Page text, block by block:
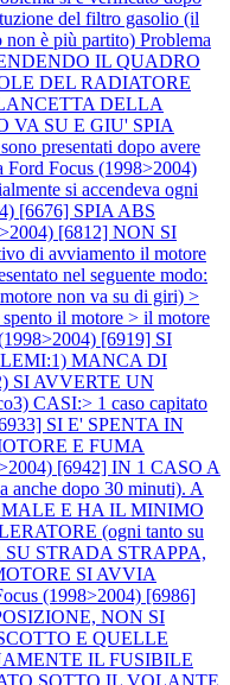
del filtro gasolio (il
non è più partito) Problema
IL QUADRO
DEL RADIATORE
DELLA
VA SU E GIU' SPIA
presentati dopo avere
Ford Focus (1998>2004)
si accendeva ogni
[6676] SPIA ABS
[6812] NON SI
di avviamento il motore
nel seguente modo:
non va su di giri) >
il motore > il motore
[6919] SI
MANCA DI
SI AVVERTE UN
CASI:> 1 caso capitato
SI E' SPENTA IN
E FUMA
[6942] IN 1 CASO A
dopo 30 minuti). A
E HA IL MINIMO
(ogni tanto su
SU STRADA STRAPPA,
SI AVVIA
(1998>2004) [6986]
NON SI
E QUELLE
IL FUSIBILE
SOTTO IL VOLANTE